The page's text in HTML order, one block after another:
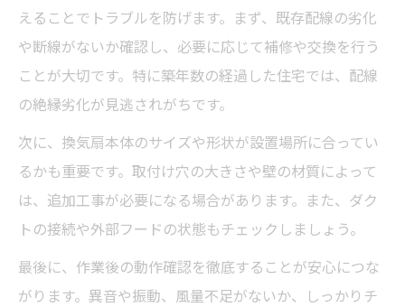
えることでトラブルを防げます。まず、既存配線の劣化
や断線がないか確認し、必要に応じて補修や交換を行う
ことが大切です。特に築年数の経過した住宅では、配線
の絶縁劣化が見逃されがちです。
次に、換気扇本体のサイズや形状が設置場所に合ってい
るかも重要です。取付け穴の大きさや壁の材質によって
は、追加工事が必要になる場合があります。また、ダク
トの接続や外部フードの状態もチェックしましょう。
最後に、作業後の動作確認を徹底することが安心につな
がります。異音や振動、風量不足がないか、しっかりチ